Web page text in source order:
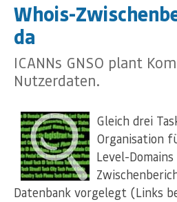
Whois-
da
ICANNs GNSO plant
Nutzerdaten.
Gleich drei
Organisation
Level-Domains
Datenbank vorgelegt (Links